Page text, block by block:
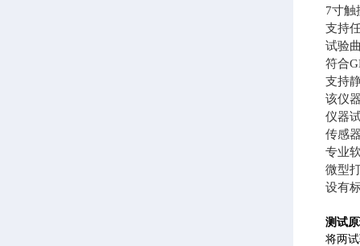
7寸触
支持
试验
符合
支持
该仪
仪器
传感
专业
微型
设有
测试
将两